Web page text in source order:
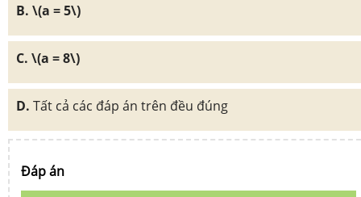
B. \(a = 5\)
C. \(a = 8\)
D. Tất cả các đáp án trên đều đúng
Đáp án